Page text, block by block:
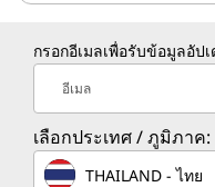
กรอกอีเมลเพื่อรับข้อมูลอัป
อีเมล
เลือกประเทศ / ภูมิภาค:
THAILAND - ไทย